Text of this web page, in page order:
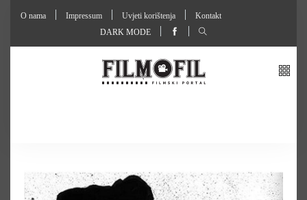
O nama Impressum Uvjeti korištenja
Kontakt
DARK MODE